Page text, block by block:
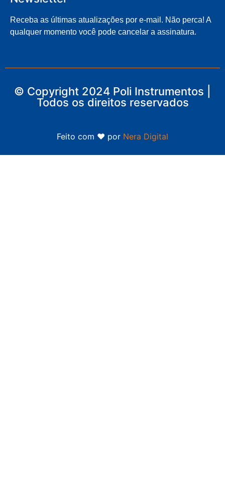
Receba as últimas atualizações por e-mail. Não perca! A
qualquer momento você pode cancelar a assinatura.
© Copyright 2024 Poli Instrumentos |
Todos os direitos reservados
Feito com ❤ por Nera Digital